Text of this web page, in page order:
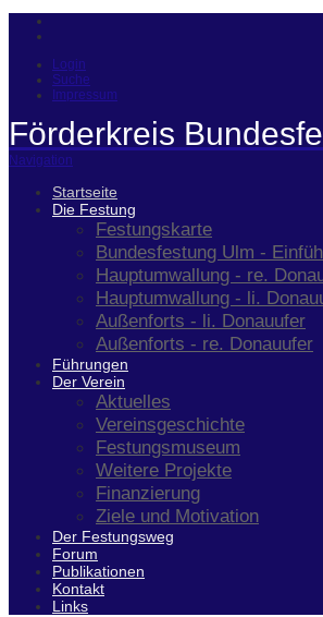
Login
Suche
Impressum
Förderkreis
Navigation
Startseite
Die Festung
Festungskarte
Bundesfestung Ulm -
Hauptumwallung - re.
Hauptumwallung - li.
Außenforts - li. Donauufer
Außenforts - re. Donauufer
Führungen
Der Verein
Aktuelles
Vereinsgeschichte
Festungsmuseum
Weitere Projekte
Finanzierung
Ziele und Motivation
Der Festungsweg
Forum
Publikationen
Kontakt
Links